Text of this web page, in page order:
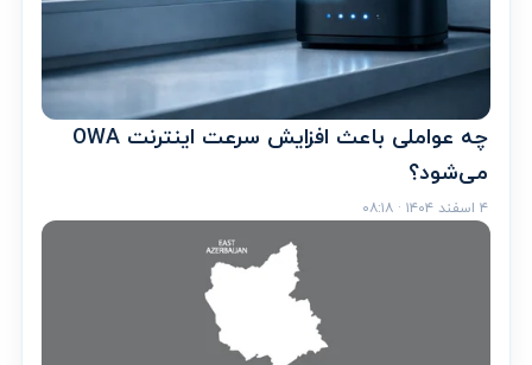
چه عواملی باعث افزایش سرعت اینترنت OWA
می‌شود؟
۴ اسفند ۱۴۰۴ · ۰۸:۱۸